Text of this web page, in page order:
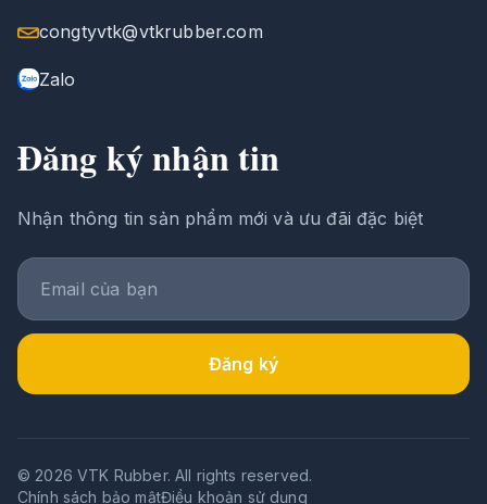
congtyvtk@vtkrubber.com
Zalo
Đăng ký nhận tin
Nhận thông tin sản phẩm mới và ưu đãi đặc biệt
Đăng ký
© 2026 VTK Rubber. All rights reserved.
Chính sách bảo mậtĐiều khoản sử dụng